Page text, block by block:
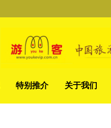
特别推介 关于我们